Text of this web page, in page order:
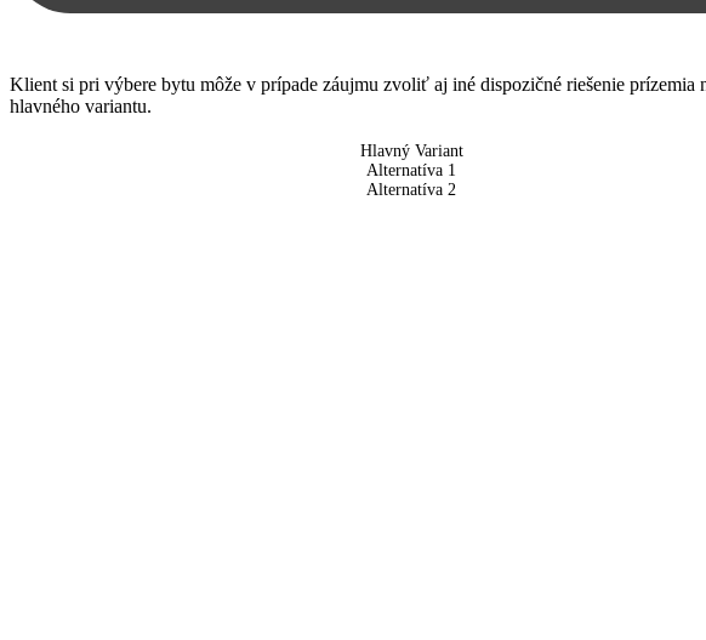
Klient si pri výbere bytu môže v prípade záujmu zvoliť aj iné dispozičné riešenie prízemia
hlavného variantu.
Hlavný Variant
Alternatíva 1
Alternatíva 2